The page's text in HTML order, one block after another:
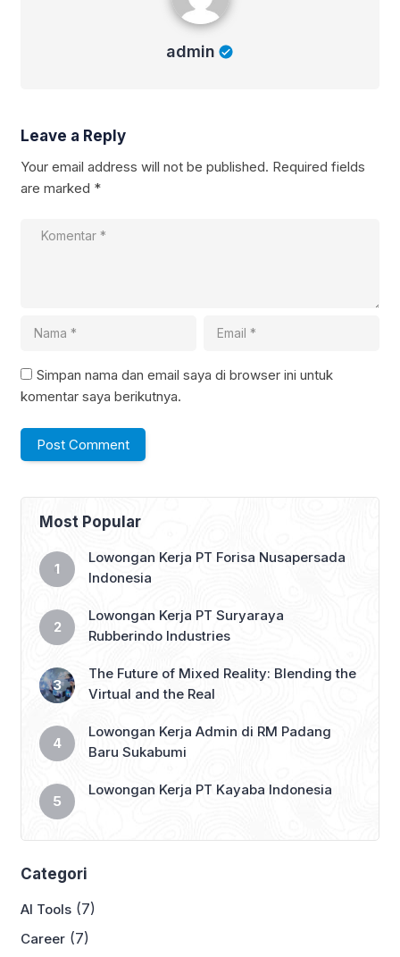
admin
Leave a Reply
Your email address will not be published. Required fields
are marked *
Simpan nama dan email saya di browser ini untuk
komentar saya berikutnya.
Most Popular
Lowongan Kerja PT Forisa Nusapersada
Indonesia
Lowongan Kerja PT Suryaraya
Rubberindo Industries
The Future of Mixed Reality: Blending the
Virtual and the Real
Lowongan Kerja Admin di RM Padang
Baru Sukabumi
Lowongan Kerja PT Kayaba Indonesia
Categori
AI Tools (7)
Career (7)